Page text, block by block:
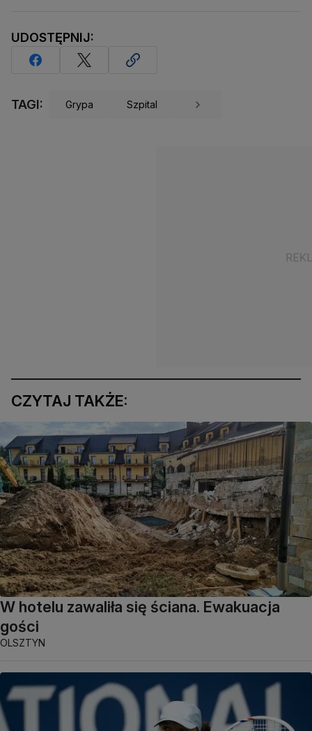
UDOSTĘPNIJ:
TAGI: Grypa Szpital
CZYTAJ TAKŻE:
W hotelu zawaliła się ściana. Ewakuacja
gości
OLSZTYN